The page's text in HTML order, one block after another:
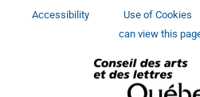
Accessibility Use of Cookies
can view this